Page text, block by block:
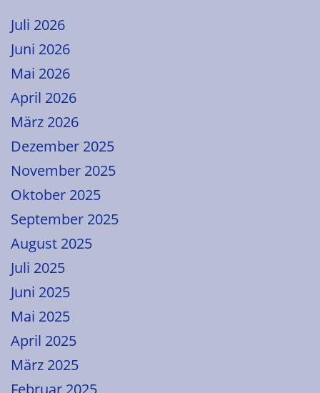
Juli 2026
Juni 2026
Mai 2026
April 2026
März 2026
Dezember 2025
November 2025
Oktober 2025
September 2025
August 2025
Juli 2025
Juni 2025
Mai 2025
April 2025
März 2025
Februar 2025